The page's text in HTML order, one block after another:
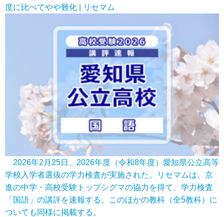
度に比べてやや難化 | リセマム
2026年2月25日、2026年度（令和8年度）愛知県公立高等
学校入学者選抜の学力検査が実施された。リセマムは、京
進の中学・高校受験トップシグマの協力を得て、学力検査
「国語」の講評を速報する。このほかの教科（全5教科）に
ついても同様に掲載する。